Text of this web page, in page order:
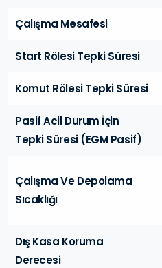
Çalışma Mesafesi
Start Rölesi Tepki Süresi
Komut Rölesi Tepki Süresi
Pasif Acil Durum İçin
Tepki Süresi (EGM Pasif)
Çalışma Ve Depolama
Sıcaklığı
Dış Kasa Koruma
Derecesi